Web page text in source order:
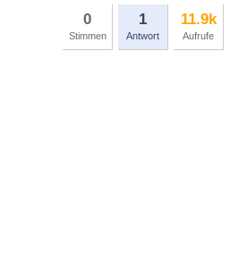
0
Stimmen
1
Antwort
11.9k
Aufrufe